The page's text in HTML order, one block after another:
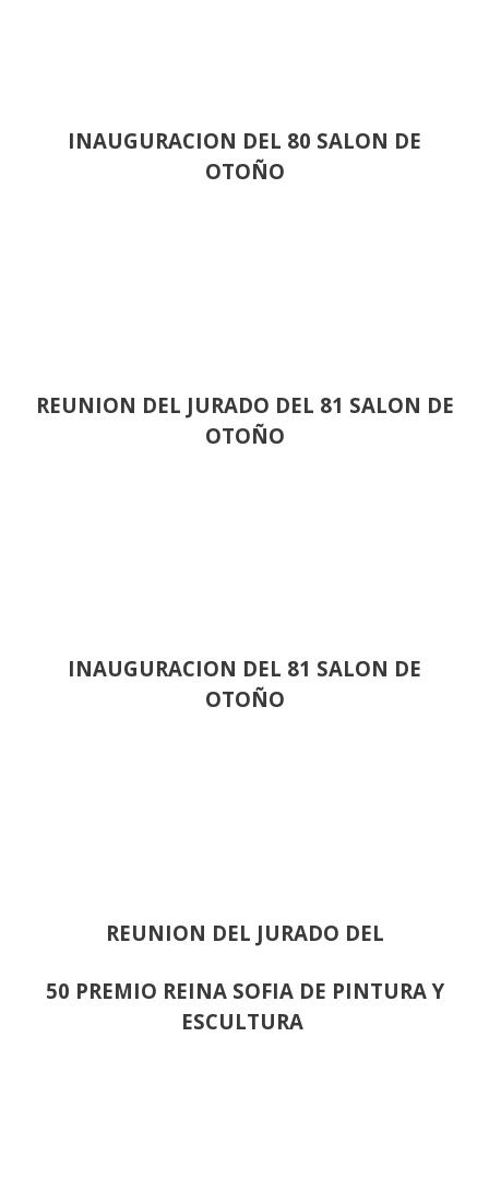
INAUGURACION DEL 80 SALON DE
OTOÑO
REUNION DEL JURADO DEL 81 SALON DE
OTOÑO
INAUGURACION DEL 81 SALON DE
OTOÑO
REUNION DEL JURADO DEL
50 PREMIO REINA SOFIA DE PINTURA Y
ESCULTURA